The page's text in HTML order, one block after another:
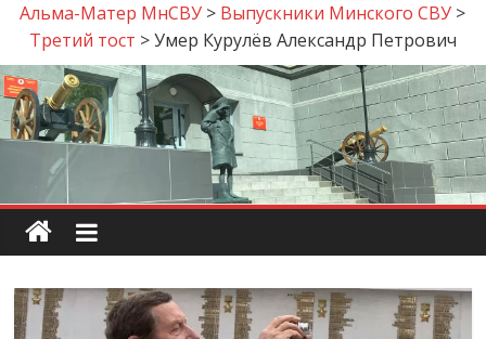
Альма-Матер МнСВУ > Выпускники Минского СВУ >
Третий тост >Умер Курулёв Александр Петрович